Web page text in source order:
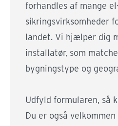
forhandles af mange
sikringsvirksomheder
landet. Vi hjælper dig
installatør, som
bygningstype og
Udfyld formularen, så
Du er også